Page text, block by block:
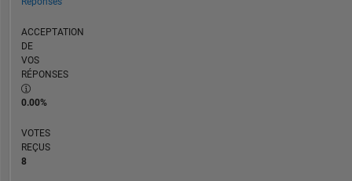
ACCEPTATION
DE
VOS
RÉPONSES
0.00%
VOTES
REÇUS
8